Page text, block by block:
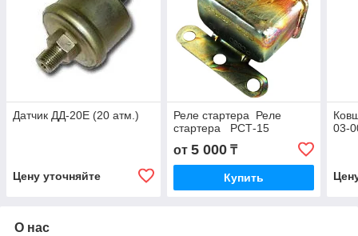
Датчик ДД-20Е (20 атм.)
Цену уточняйте
Реле стартера Реле
стартера РСТ-15
от 5 000₸
Купить
03-
О нас